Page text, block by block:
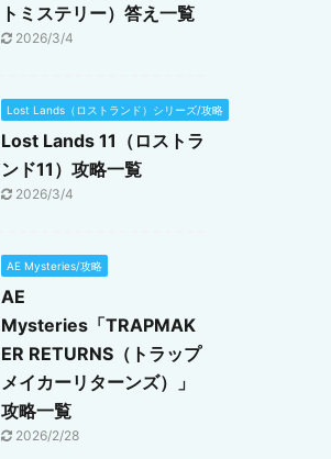
トミステリー）答え一覧
2026/3/4
Lost Lands（ロストランド）シリーズ/攻略
Lost Lands 11（ロストラ
ンド11）攻略一覧
2026/3/4
AE Mysteries/攻略
AE
Mysteries「TRAPMAK
ER RETURNS（トラップ
メイカーリターンズ）」
攻略一覧
2026/2/28